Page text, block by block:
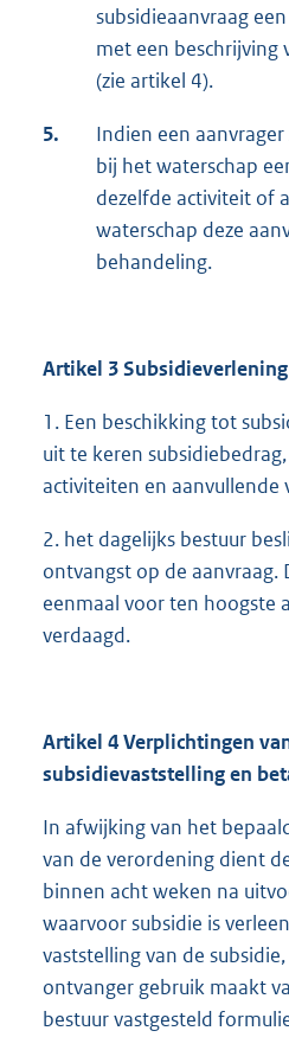
subsidieaanvraag
met een beschrijving
(zie artikel 4).
5.
Indien een
bij het waterschap
dezelfde activiteit of
waterschap deze
behandeling.
Artikel 3
1. Een beschikking tot
uit te keren
activiteiten en aanvullende
2. het dagelijks bestuur
ontvangst op de aanvraag.
eenmaal voor ten hoogste
verdaagd.
Artikel 4 Verplichtingen
subsidievaststelling en
In afwijking van het
van de verordening dient
binnen acht weken na
waarvoor subsidie is
vaststelling van de
ontvanger gebruik maakt
bestuur vastgesteld